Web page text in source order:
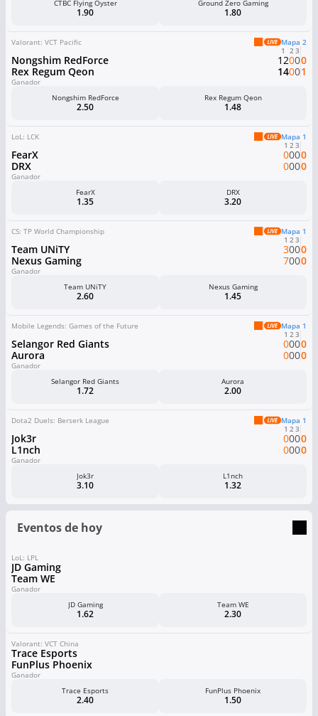
CTBC Flying Oyster
1.90
Ground Zero Gaming
1.80
Valorant: VCT Pacific Mapa 2
Nongshim RedForce
Rex Regum Qeon
1
12
14
2
0
0
3
0
0
0
1
Ganador
Nongshim RedForce
2.50
Rex Regum Qeon
1.48
LoL: LCK Mapa 1
FearX
DRX
1
0
0
2
0
0
3
0
0
0
0
Ganador
FearX
1.35
DRX
3.20
CS: TP World Championship Mapa 1
Team UNiTY
Nexus Gaming
1
3
7
2
0
0
3
0
0
0
0
Ganador
Team UNiTY
2.60
Nexus Gaming
1.45
Mobile Legends: Games of the Future Mapa 1
Selangor Red Giants
Aurora
1
0
0
2
0
0
3
0
0
0
0
Ganador
Selangor Red Giants
1.72
Aurora
2.00
Dota2 Duels: Berserk League Mapa 1
Jok3r
L1nch
1
0
0
2
0
0
3
0
0
0
0
Ganador
Jok3r
3.10
L1nch
1.32
Eventos de hoy
LoL: LPL
JD Gaming
Team WE
Ganador
JD Gaming
1.62
Team WE
2.30
Valorant: VCT China
Trace Esports
FunPlus Phoenix
Ganador
Trace Esports
2.40
FunPlus Phoenix
1.50